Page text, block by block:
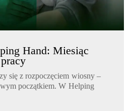
Hand: Miesiąc
się z rozpoczęciem wiosny –
początkiem. W Helping